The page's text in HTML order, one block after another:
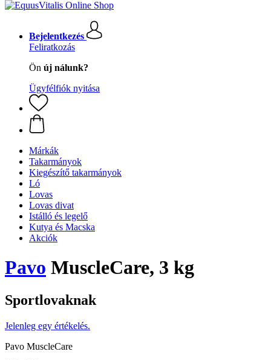
Bejelentkezés
Feliratkozás
Ön új nálunk?
Ügyfélfiók nyitása
Márkák
Takarmányok
Kiegészítő takarmányok
Ló
Lovas
Lovas divat
Istálló és legelő
Kutya és Macska
Akciók
Pavo MuscleCare, 3 kg
Sportlovaknak
Jelenleg egy értékelés.
Pavo MuscleCare